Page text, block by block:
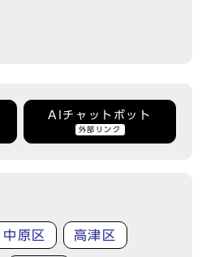
AIチャットボット
外部リンク
中原区 高津区